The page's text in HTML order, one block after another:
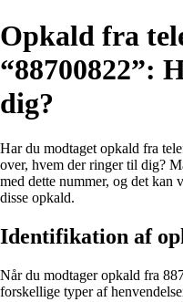
Opkald fra
“88700822”:
dig?
Har du modtaget opkald fra
over, hvem der ringer til dig?
med dette nummer, og det
disse opkald.
Identifikation af
Når du modtager opkald fra
forskellige typer af